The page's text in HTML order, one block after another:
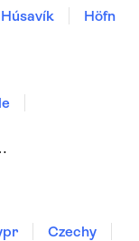
Húsavík Höfn
Czechy